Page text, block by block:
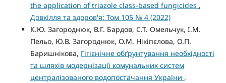
the application of triazole class-based fungicides ,
Довкілля та здоров'я: Том 105 № 4 (2022)
К.Ю. Загороднюк, В.Г. Бардов, С.Т. Омельчук, І.М.
Пельо, Ю.В. Загороднюк, О.М. Нікіпєлова, О.П.
Баришнікова, Гігієнічне обґрунтування необхідності
та шляхів модернізації комунальних систем
централізованого водопостачання України ,